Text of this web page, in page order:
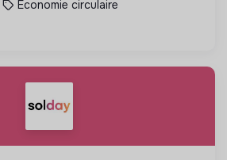
Économie circulaire